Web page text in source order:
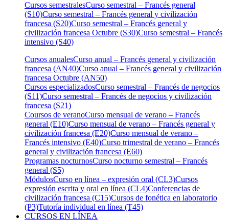
Cursos semestralesCurso semestral – Francés general
(S10)Curso semestral – Francés general y civilización
francesa (S20)Curso semestral – Francés general y
civilización francesa Octubre (S30)Curso semestral – Francés
intensivo (S40)
Cursos anualesCurso anual – Francés general y civilización
francesa (AN40)Curso anual – Francés general y civilización
francesa Octubre (AN50)
Cursos especializadosCurso semestral – Francés de negocios
(S11)Curso semestral – Francés de negocios y civilización
francesa (S21)
Coursos de veranoCurso mensual de verano – Francés
general (E10)Curso mensual de verano – Francés general y
civilización francesa (E20)Curso mensual de verano –
Francés intensivo (E40)Curso trimestral de verano – Francés
general y civilización francesa (E60)
Programas nocturnosCurso nocturno semestral – Francés
general (S5)
MódulosCurso en línea – expresión oral (CL3)Cursos
expresión escrita y oral en línea (CL4)Conferencias de
civilización francesa (C15)Cursos de fonética en laboratorio
(P3)Tutoría individual en línea (T45)
CURSOS EN LÍNEA